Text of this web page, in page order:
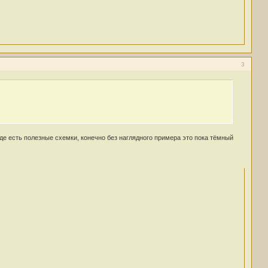
3
есть полезные схемки, конечно без наглядного примера это пока тёмный